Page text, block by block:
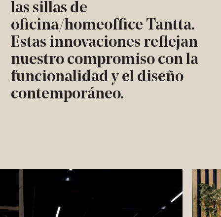
las sillas de
oficina/homeoffice Tantta.
Estas innovaciones reflejan
nuestro compromiso con la
funcionalidad y el diseño
contemporáneo.